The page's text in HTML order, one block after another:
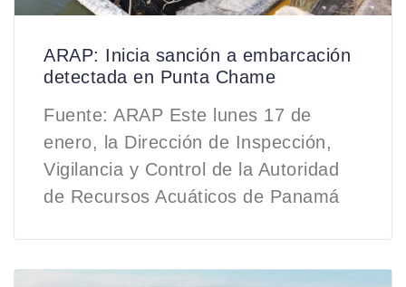
ARAP: Inicia sanción a embarcación
detectada en Punta Chame
Fuente: ARAP Este lunes 17 de
enero, la Dirección de Inspección,
Vigilancia y Control de la Autoridad
de Recursos Acuáticos de Panamá